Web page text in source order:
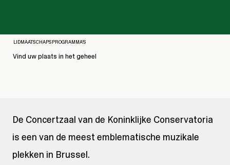
LIDMAATSCHAPSPROGRAMMA’S
Vind uw plaats in het geheel
De Concertzaal van de Koninklijke Conservatoria
is een van de meest emblematische muzikale
plekken in Brussel.